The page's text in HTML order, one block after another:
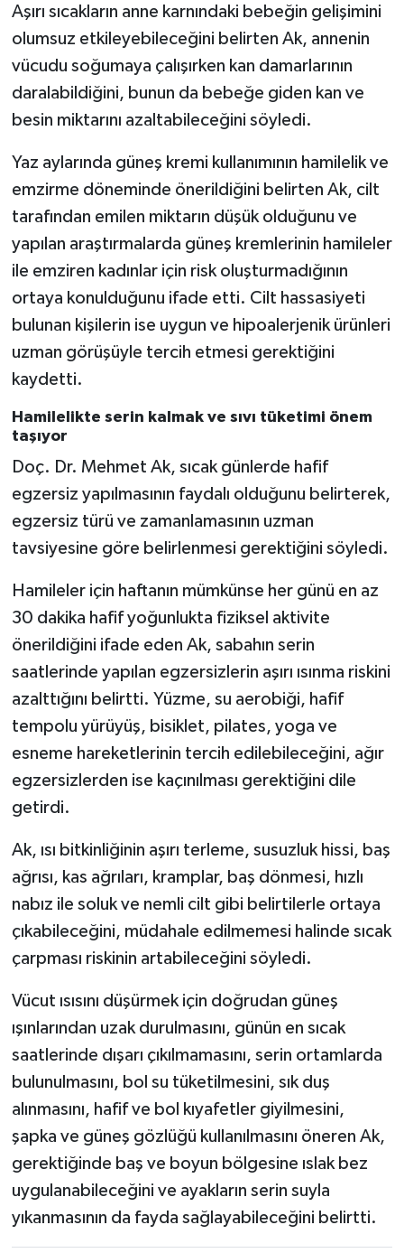
Aşırı sıcakların anne karnındaki bebeğin gelişimini
olumsuz etkileyebileceğini belirten Ak, annenin
vücudu soğumaya çalışırken kan damarlarının
daralabildiğini, bunun da bebeğe giden kan ve
besin miktarını azaltabileceğini söyledi.
Yaz aylarında güneş kremi kullanımının hamilelik ve
emzirme döneminde önerildiğini belirten Ak, cilt
tarafından emilen miktarın düşük olduğunu ve
yapılan araştırmalarda güneş kremlerinin hamileler
ile emziren kadınlar için risk oluşturmadığının
ortaya konulduğunu ifade etti. Cilt hassasiyeti
bulunan kişilerin ise uygun ve hipoalerjenik ürünleri
uzman görüşüyle tercih etmesi gerektiğini
kaydetti.
Hamilelikte serin kalmak ve sıvı tüketimi önem
taşıyor
Doç. Dr. Mehmet Ak, sıcak günlerde hafif
egzersiz yapılmasının faydalı olduğunu belirterek,
egzersiz türü ve zamanlamasının uzman
tavsiyesine göre belirlenmesi gerektiğini söyledi.
Hamileler için haftanın mümkünse her günü en az
30 dakika hafif yoğunlukta fiziksel aktivite
önerildiğini ifade eden Ak, sabahın serin
saatlerinde yapılan egzersizlerin aşırı ısınma riskini
azalttığını belirtti. Yüzme, su aerobiği, hafif
tempolu yürüyüş, bisiklet, pilates, yoga ve
esneme hareketlerinin tercih edilebileceğini, ağır
egzersizlerden ise kaçınılması gerektiğini dile
getirdi.
Ak, ısı bitkinliğinin aşırı terleme, susuzluk hissi, baş
ağrısı, kas ağrıları, kramplar, baş dönmesi, hızlı
nabız ile soluk ve nemli cilt gibi belirtilerle ortaya
çıkabileceğini, müdahale edilmemesi halinde sıcak
çarpması riskinin artabileceğini söyledi.
Vücut ısısını düşürmek için doğrudan güneş
ışınlarından uzak durulmasını, günün en sıcak
saatlerinde dışarı çıkılmamasını, serin ortamlarda
bulunulmasını, bol su tüketilmesini, sık duş
alınmasını, hafif ve bol kıyafetler giyilmesini,
şapka ve güneş gözlüğü kullanılmasını öneren Ak,
gerektiğinde baş ve boyun bölgesine ıslak bez
uygulanabileceğini ve ayakların serin suyla
yıkanmasının da fayda sağlayabileceğini belirtti.